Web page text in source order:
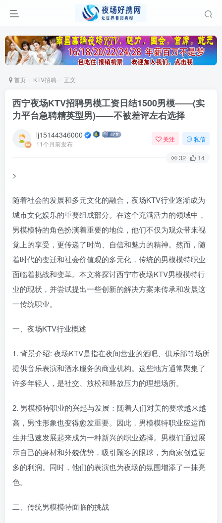
首页 KTV招聘 正文
西宁夜场KTV招聘男模工资日结1500男模——(实
力平台急聘精英型男)——不被差评左右选择
lj15144346000
11个月前发布
关注 私信
32 14
>
随着社会的发展和多元文化的融合，夜场KTV行业逐渐成为
城市文化娱乐的重要组成部分。在这个充满活力的领域中，
男模模特的角色扮演着重要的地位，他们不仅为观众带来视
觉上的享受，更传递了时尚、自信和魅力的精神。然而，随
着时代的变迁和社会价值观的多元化，传统的男模模特职业
面临着挑战和变革。本文将探讨西宁市夜场KTV男模模特行
业的现状，并尝试提出一些创新的解决方案来传承和发展这
一传统职业。
一、夜场KTV行业概述
1. 背景介绍: 夜场KTV是指在夜间营业的酒吧、俱乐部等场所
提供音乐表演和酒水服务的商业机构。这些地方通常聚集了
许多年轻人，是社交、放松和释放压力的理想场所。
2. 男模模特职业的兴起与发展：随着人们对美的要求越来越
高，男性形象也变得愈发重要。因此，男模模特职业应运而
生并迅速发展起来成为一种新兴的职业选择。男模们通过展
示自己的身材和外貌优势，吸引顾客的眼球，为商家创造更
多的利润。同时，他们的表演也为夜场的氛围增添了一抹亮
色。
二、传统男模模特面临的挑战